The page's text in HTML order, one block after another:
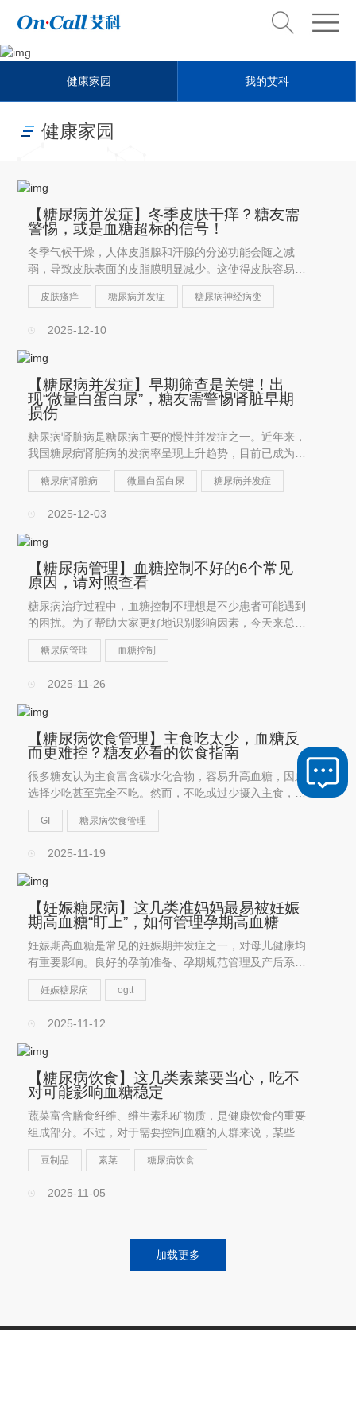
Health steward
健康管家
健康家园 我的艾科
健康家园
【糖尿病并发症】冬季皮肤干痒？糖友需
警惕，或是血糖超标的信号！
冬季气候干燥，人体皮脂腺和汗腺的分泌功能会随之减
弱，导致皮肤表面的皮脂膜明显减少。这使得皮肤容易变
得异常干燥，甚至出现脱屑、起皮，从而引发瘙痒。
皮肤瘙痒 糖尿病并发症 糖尿病神经病变
2025-12-10
【糖尿病并发症】早期筛查是关键！出
现“微量白蛋白尿”，糖友需警惕肾脏早期
损伤
糖尿病肾脏病是糖尿病主要的慢性并发症之一。近年来，
我国糖尿病肾脏病的发病率呈现上升趋势，目前已成为导
致终末期肾脏病的第二大原因。
糖尿病肾脏病 微量白蛋白尿 糖尿病并发症
2025-12-03
【糖尿病管理】血糖控制不好的6个常见
原因，请对照查看
糖尿病治疗过程中，血糖控制不理想是不少患者可能遇到
的困扰。为了帮助大家更好地识别影响因素，今天来总结
一下易引起血糖升高的6个常见原因。
糖尿病管理 血糖控制
2025-11-26
【糖尿病饮食管理】主食吃太少，血糖反
而更难控？糖友必看的饮食指南
很多糖友认为主食富含碳水化合物，容易升高血糖，因此
选择少吃甚至完全不吃。然而，不吃或过少摄入主食，真
的有助于血糖控制吗？
GI 糖尿病饮食管理
2025-11-19
【妊娠糖尿病】这几类准妈妈最易被妊娠
期高血糖“盯上”，如何管理孕期高血糖
妊娠期高血糖是常见的妊娠期并发症之一，对母儿健康均
有重要影响。良好的孕前准备、孕期规范管理及产后系统
随访，对改善妊娠结局、降低远期糖尿病发生风险具有重
要意义。
妊娠糖尿病 ogtt
2025-11-12
【糖尿病饮食】这几类素菜要当心，吃不
对可能影响血糖稳定
蔬菜富含膳食纤维、维生素和矿物质，是健康饮食的重要
组成部分。不过，对于需要控制血糖的人群来说，某些蔬
菜如果摄入方式或烹饪方法不当，反而可能引起血糖波
动。豆制品 素菜 糖尿病饮食
2025-11-05
加载更多